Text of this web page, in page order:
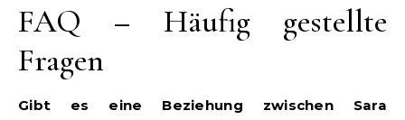
FAQ – Häufig gestellte
Fragen
Gibt es eine Beziehung zwischen Sara